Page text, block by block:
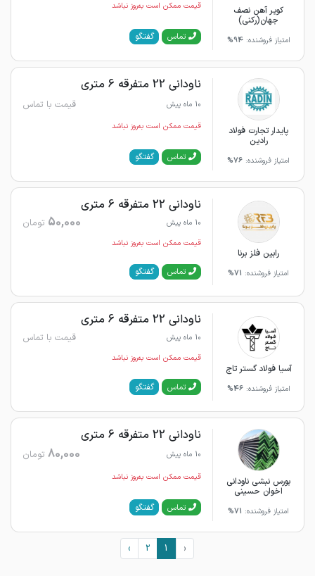
کویر آهن نصف
جهان(رکنی)
امتیاز فروشنده:94%
قیمت ممکن است به‌روز نباشد
تماس گفتگو
پایدار تجارت فولاد
رادین
امتیاز فروشنده: 76%
ناودانی 22 متفرقه 6 متری
10 ماه پیش قیمت با تماس
قیمت ممکن است به‌روز نباشد
تماس گفتگو
رابین فلز برنا
امتیاز فروشنده: 71%
ناودانی 22 متفرقه 6 متری
10 ماه پیش 50,000 تومان
قیمت ممکن است به‌روز نباشد
تماس گفتگو
آسیا فولاد گستر تاج
امتیاز فروشنده:46%
ناودانی 22 متفرقه 6 متری
10 ماه پیش قیمت با تماس
قیمت ممکن است به‌روز نباشد
تماس گفتگو
بورس نبشی ناودانی
اخوان حسینی
امتیاز فروشنده: 71%
ناودانی 22 متفرقه 6 متری
10 ماه پیش 80,000 تومان
قیمت ممکن است به‌روز نباشد
تماس گفتگو
‹
1
2
›